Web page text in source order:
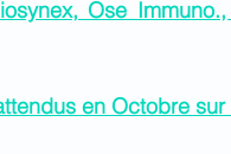
Ose
en Octobre